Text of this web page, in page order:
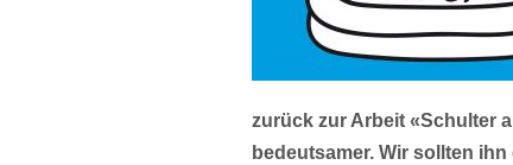
zurück zur Arbeit «Schulter
bedeutsamer. Wir sollten